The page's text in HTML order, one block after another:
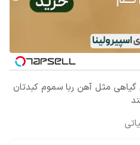
گیاهی مثل آهن ربا سموم کبدتان